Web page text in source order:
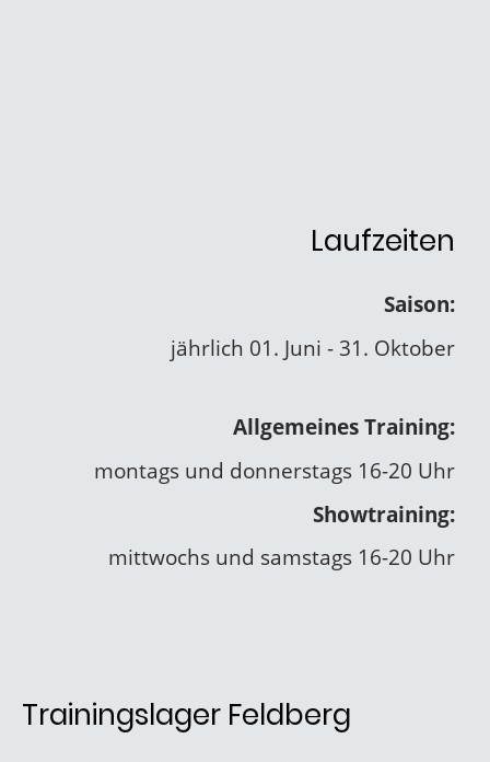
Laufzeiten
Saison:
jährlich 01. Juni - 31. Oktober
Allgemeines Training:
montags und donnerstags 16-20 Uhr
Showtraining:
mittwochs und samstags 16-20 Uhr
Trainingslager Feldberg